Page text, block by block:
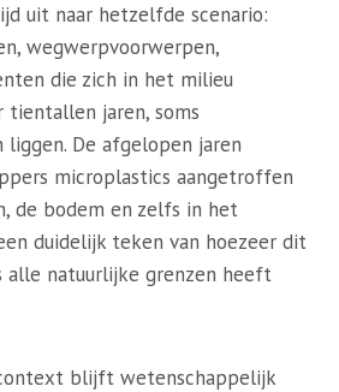
uit naar hetzelfde scenario:
wegwerpvoorwerpen,
die zich in het milieu
tientallen jaren, soms
liggen. De afgelopen jaren
microplastics aangetroffen
de bodem en zelfs in het
duidelijk teken van hoezeer dit
alle natuurlijke grenzen heeft
blijft wetenschappelijk